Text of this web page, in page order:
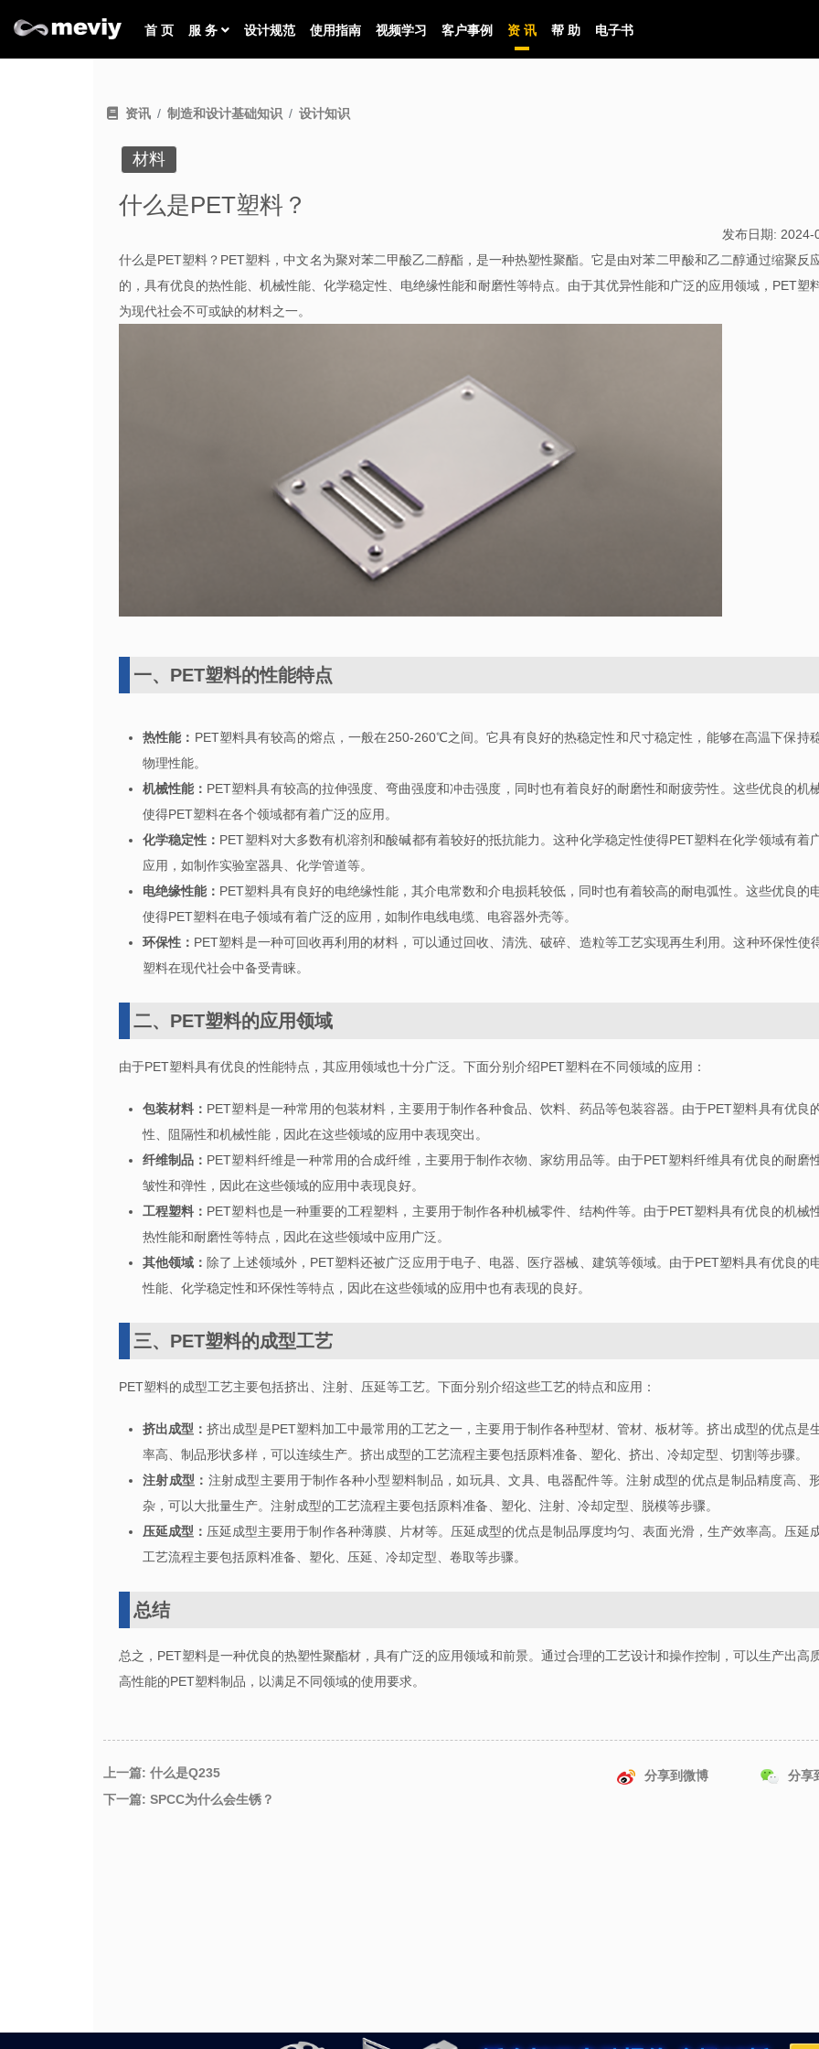
首 页 服 务 设计规范 使用指南 视频学习 客户事例 资 讯 帮 助 电子书
资讯 制造和设计基础知识 设计知识
材料
什么是PET塑料？
发布日期: 2024-
什么是PET塑料？ PET塑料，中文名为聚对苯二甲酸乙二醇酯，是一种热塑性聚酯。它是由对苯二甲酸和乙二醇通过缩聚反
的，具有优良的热性能、机械性能、化学稳定性、电绝缘性能和耐磨性等特点。由于其优异性能和广泛的应用领域， PET塑
为现代社会不可或缺的材料之一。
一、 PET塑料的性能特点
热性能： PET塑料具有较高的熔点，一般在250-260℃之间。它具有良好的热稳定性和尺寸稳定性，能够在高温下保持
物理性能。
机械性能： PET塑料具有较高的拉伸强度、弯曲强度和冲击强度，同时也有着良好的耐磨性和耐疲劳性。这些优良的机
使得PET塑料在各个领域都有着广泛的应用。
化学稳定性： PET塑料对大多数有机溶剂和酸碱都有着较好的抵抗能力。这种化学稳定性使得PET塑料在化学领域有着
应用，如制作实验室器具、化学管道等。
电绝缘性能： PET塑料具有良好的电绝缘性能，其介电常数和介电损耗较低，同时也有着较高的耐电弧性。这些优良的
使得PET塑料在电子领域有着广泛的应用，如制作电线电缆、电容器外壳等。
环保性： PET塑料是一种可回收再利用的材料，可以通过回收、清洗、破碎、造粒等工艺实现再生利用。这种环保性使
塑料在现代社会中备受青睐。
二、 PET塑料的应用领域
由于PET塑料具有优良的性能特点，其应用领域也十分广泛。下面分别介绍PET塑料在不同领域的应用：
包装材料： PET塑料是一种常用的包装材料，主要用于制作各种食品、饮料、药品等包装容器。由于PET塑料具有优良
性、阻隔性和机械性能，因此在这些领域的应用中表现突出。
纤维制品： PET塑料纤维是一种常用的合成纤维，主要用于制作衣物、家纺用品等。由于PET塑料纤维具有优良的耐磨
皱性和弹性，因此在这些领域的应用中表现良好。
工程塑料： PET塑料也是一种重要的工程塑料，主要用于制作各种机械零件、结构件等。由于PET塑料具有优良的机械
热性能和耐磨性等特点，因此在这些领域中应用广泛。
其他领域： 除了上述领域外， PET塑料还被广泛应用于电子、电器、医疗器械、建筑等领域。由于PET塑料具有优良的
性能、化学稳定性和环保性等特点，因此在这些领域的应用中也有表现的良好。
三、 PET塑料的成型工艺
PET塑料的成型工艺主要包括挤出、注射、压延等工艺。下面分别介绍这些工艺的特点和应用：
挤出成型：挤出成型是PET塑料加工中最常用的工艺之一，主要用于制作各种型材、管材、板材等。挤出成型的优点是
率高、制品形状多样，可以连续生产。挤出成型的工艺流程主要包括原料准备、塑化、挤出、冷却定型、切割等步骤。
注射成型： 注射成型主要用于制作各种小型塑料制品，如玩具、文具、电器配件等。注射成型的优点是制品精度高、
杂，可以大批量生产。注射成型的工艺流程主要包括原料准备、塑化、注射、冷却定型、脱模等步骤。
压延成型： 压延成型主要用于制作各种薄膜、片材等。压延成型的优点是制品厚度均匀、表面光滑，生产效率高。压延
工艺流程主要包括原料准备、塑化、压延、冷却定型、卷取等步骤。
总结
总之， PET塑料是一种优良的热塑性聚酯材，具有广泛的应用领域和前景。通过合理的工艺设计和操作控制，可以生产出高质
高性能的PET塑料制品，以满足不同领域的使用要求。
上一篇: 什么是Q235
下一篇: SPCC为什么会生锈？
分享到微博 分享